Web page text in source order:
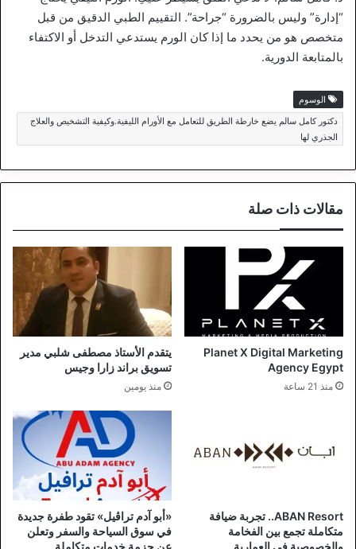
“إدارة” وليس بالضرورة “جراحة”. التقييم الطبي الدقيق من قبل
متخصص هو من يحدد ما إذا كان الورم يستدعي التدخل أو الاكتفاء
بالمتابعة الدورية.
الوسوم
دكتور كامل سالم يضع خارطة الطريق للتعامل مع الأورام الليفية.وكيفية التشخيص والعلاج
الجذري لها
مقالات ذات صلة
Planet X Digital Marketing
Agency Egypt
منذ 21 ساعة
يتقدم الأستاذ مصطفى شلبي مدير
تسويق براند زارا وجيس
منذ يومين
ABAN Resort.. تجربة ضيافة
متكاملة تجمع بين الفخامة
والخصوصية في العمارية
«أبو آدم تراڤيل» تقود طفرة جديدة
في سوق السياحة والسفر وتعلن
عن حزمة خدمات متكاملة